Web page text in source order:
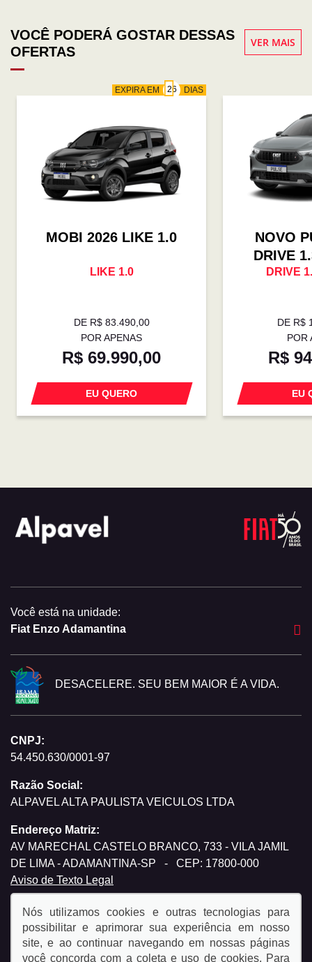
VOCÊ PODERÁ GOSTAR DESSAS
OFERTAS
VER MAIS
EXPIRA EM DIAS
MOBI 2026 LIKE 1.0
LIKE 1.0
DE R$ 83.490,00
POR APENAS
R$ 69.990,00
EU QUERO
NOVO
DRIVE
DRIVE
DE R$
POR
R$
EU
Você está na unidade:
Fiat Enzo Adamantina
DESACELERE. SEU BEM MAIOR É A VIDA.
CNPJ:
54.450.630/0001-97
Razão Social:
ALPAVEL ALTA PAULISTA VEICULOS LTDA
Endereço Matriz:
AV MARECHAL CASTELO BRANCO, 733 - VILA JAMIL
DE LIMA - ADAMANTINA-SP
-
CEP: 17800-000
Aviso de Texto Legal
Nós utilizamos cookies e outras tecnologias para
possibilitar e aprimorar sua experiência em nosso
site, e ao continuar navegando em nossas páginas
você concorda com a coleta e uso de cookies. Para